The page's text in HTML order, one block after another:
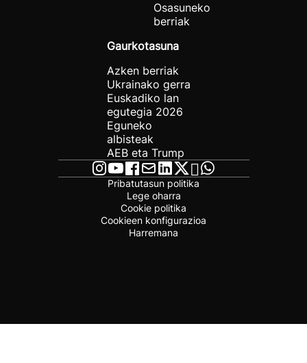
Osasuneko
berriak
Gaurkotasuna
Azken berriak
Ukrainako gerra
Euskadiko lan
egutegia 2026
Eguneko
albisteak
AEB eta Trump
Pribatutasun politika
Lege oharra
Cookie politika
Cookieen konfigurazioa
Harremana